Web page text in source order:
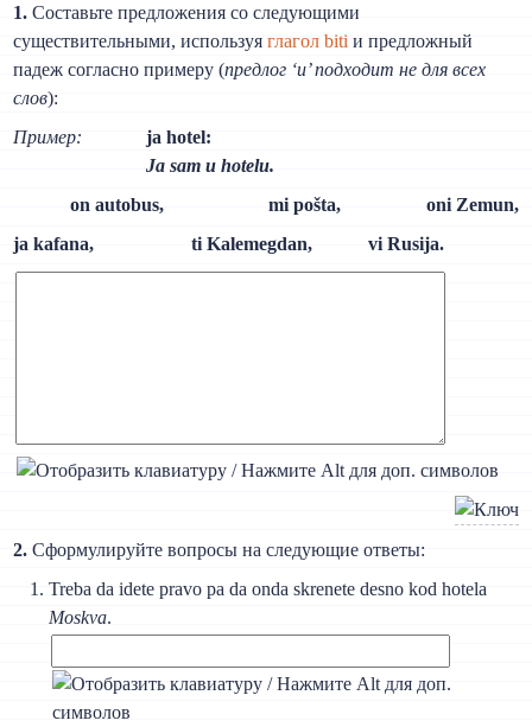
1. Составьте предложения со следующими
существительными, используяглагол biti и предложный
падеж согласно примеру (предлог ‘u’ подходит не для всех
слов):
Пример:
ja hotel:
Ja sam u hotelu.
on autobus,
mi pošta,
oni Zemun,
ja kafana,
ti Kalemegdan, vi Rusija.
2. Сформулируйте вопросы на следующие ответы:
Treba da idete pravo pa da onda skrenete desno kod hotela
Moskva.